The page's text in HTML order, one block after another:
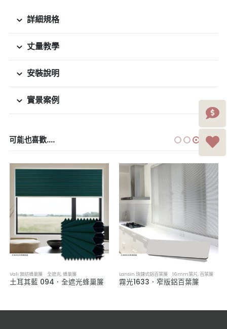
詳細規格
丈量教學
安裝說明
實景案例
可能也喜歡....
Vali 無紡蜂巢簾 全遮光,蜂巢簾
土耳其藍 094．全遮光蜂巢簾
Lansin 珠鍊式鋁百葉簾 16mm葉片,百葉簾
霧光1633．窄版鋁百葉簾